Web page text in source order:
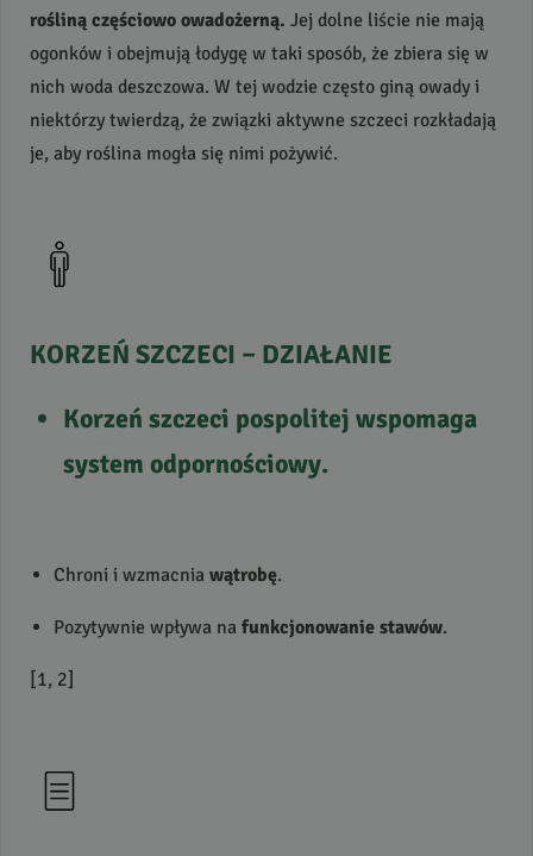
rośliną częściowo owadożerną. Jej dolne liście nie mają
ogonków i obejmują łodygę w taki sposób, że zbiera się w
nich woda deszczowa. W tej wodzie często giną owady i
niektórzy twierdzą, że związki aktywne szczeci rozkładają
je, aby roślina mogła się nimi pożywić.
KORZEŃ SZCZECI – DZIAŁANIE
Korzeń szczeci pospolitej wspomaga
system odpornościowy.
Chroni i wzmacnia wątrobę.
Pozytywnie wpływa na funkcjonowanie stawów.
[1, 2]